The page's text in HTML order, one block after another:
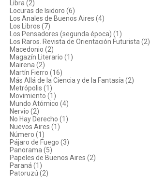
Libra (2)
Locuras de Isidoro (6)
Los Anales de Buenos Aires (4)
Los Libros (7)
Los Pensadores (segunda época) (1)
Los Raros. Revista de Orientación Futurista (2)
Macedonio (2)
Magazín Literario (1)
Mairena (2)
Martín Fierro (16)
Más Allá de la Ciencia y de la Fantasía (2)
Metrópolis (1)
Movimiento (1)
Mundo Atómico (4)
Nervio (2)
No Hay Derecho (1)
Nuevos Aires (1)
Número (1)
Pájaro de Fuego (3)
Panorama (5)
Papeles de Buenos Aires (2)
Paraná (1)
Patoruzú (2)